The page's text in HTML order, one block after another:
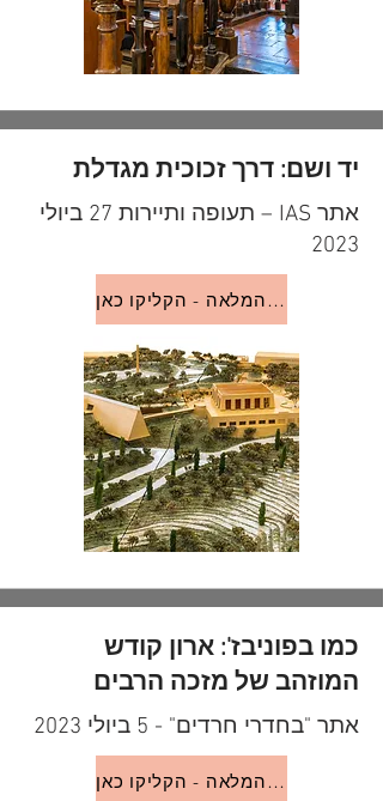
יד ושם: דרך זכוכית מגדלת
אתר IAS – תעופה ותיירות 27 ביולי
2023
לכתבה המלאה - הקליקו כאן
כמו בפוניבז': ארון קודש
המוזהב של מזכה הרבים
אתר "בחדרי חרדים" - 5 ביולי 2023
לכתבה המלאה - הקליקו כאן